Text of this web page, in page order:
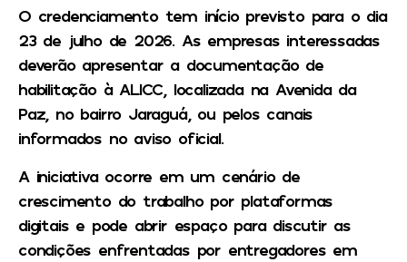
O credenciamento tem início previsto para o dia
23 de julho de 2026. As empresas interessadas
deverão apresentar a documentação de
habilitação à ALICC, localizada na Avenida da
Paz, no bairro Jaraguá, ou pelos canais
informados no aviso oficial.
A iniciativa ocorre em um cenário de
crescimento do trabalho por plataformas
digitais e pode abrir espaço para discutir as
condições enfrentadas por entregadores em